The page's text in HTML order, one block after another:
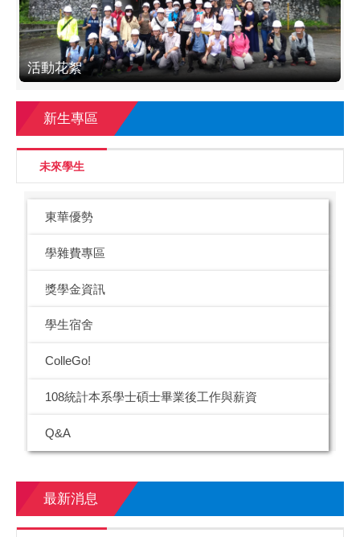
活動花絮
新生專區
未來學生
東華優勢
學雜費專區
獎學金資訊
學生宿舍
ColleGo!
108統計本系學士碩士畢業後工作與薪資
Q&A
最新消息